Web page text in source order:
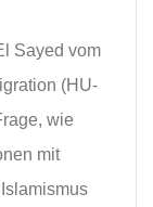
Sayed vom
(HU-
wie
mit